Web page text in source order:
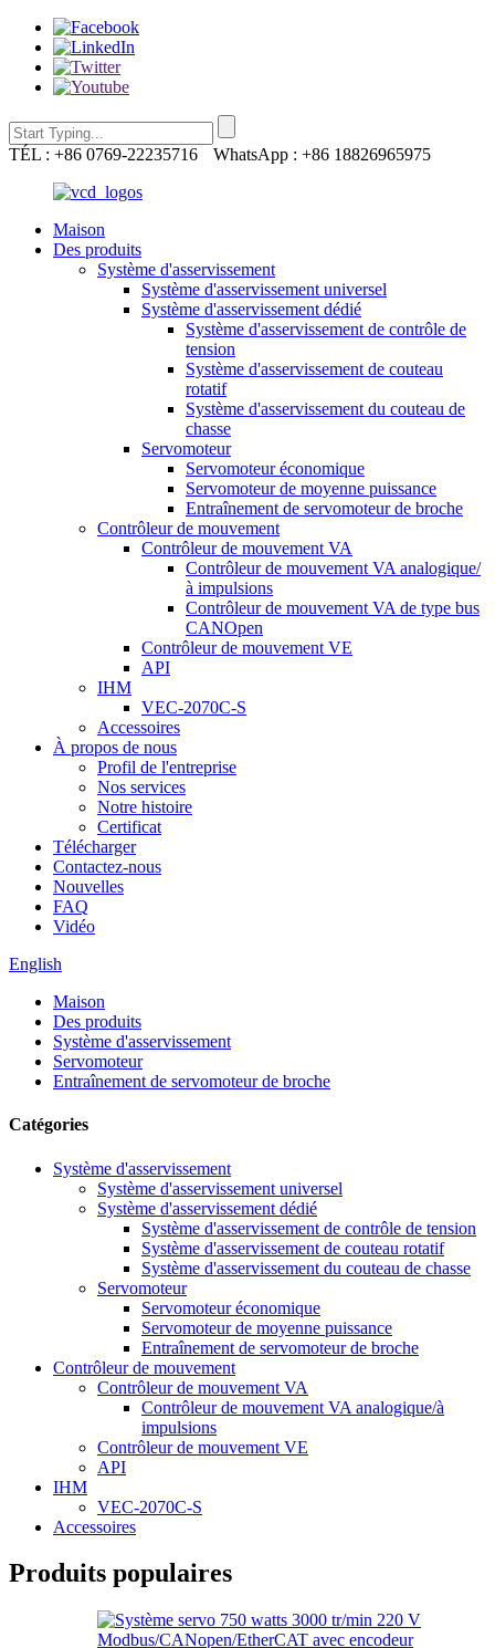
TÉL : +86 0769-22235716 WhatsApp : +86 18826965975
Maison
Des produits
Système d'asservissement
Système d'asservissement universel
Système d'asservissement dédié
Système d'asservissement de contrôle de
tension
Système d'asservissement de couteau
rotatif
Système d'asservissement du couteau de
chasse
Servomoteur
Servomoteur économique
Servomoteur de moyenne puissance
Entraînement de servomoteur de broche
Contrôleur de mouvement
Contrôleur de mouvement VA
Contrôleur de mouvement VA analogique/
à impulsions
Contrôleur de mouvement VA de type bus
CANOpen
Contrôleur de mouvement VE
API
IHM
VEC-2070C-S
Accessoires
À propos de nous
Profil de l'entreprise
Nos services
Notre histoire
Certificat
Télécharger
Contactez-nous
Nouvelles
FAQ
Vidéo
English
Maison
Des produits
Système d'asservissement
Servomoteur
Entraînement de servomoteur de broche
Catégories
Système d'asservissement
Système d'asservissement universel
Système d'asservissement dédié
Système d'asservissement de contrôle de tension
Système d'asservissement de couteau rotatif
Système d'asservissement du couteau de chasse
Servomoteur
Servomoteur économique
Servomoteur de moyenne puissance
Entraînement de servomoteur de broche
Contrôleur de mouvement
Contrôleur de mouvement VA
Contrôleur de mouvement VA analogique/à
impulsions
Contrôleur de mouvement VE
API
IHM
VEC-2070C-S
Accessoires
Produits populaires